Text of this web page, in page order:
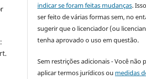
indicar se foram feitas mudanças.
ser feito de várias formas sem, no
sugerir que o licenciador (ou
tenha aprovado o uso em questão.
Sem restrições adicionais - Você não
aplicar termos jurídicos ou medidas